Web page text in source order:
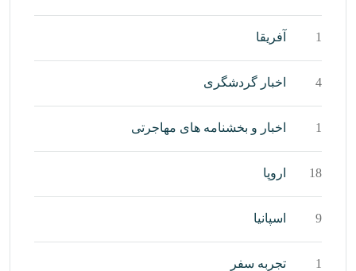
آفریقا
اخبار گردشگری
اخبار و بخشنامه های مهاجرتی
اروپا 18
اسپانیا
تجربه سفر